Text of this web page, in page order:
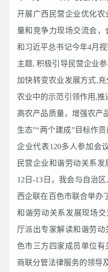
开展广西民营企业优化
量和竞争力现场交流会
和习近平总书记今年4月
主题, 积极引导民营企业
加快转变农业发展方式,
农业中的示范引领作用,
高农产品质量，增强农产
生态”“两个建成”目标作
企业代表120多人参加会
民营企业和谐劳动关系发
12日-13日，我会与自治
西企联在百色市联合举办
和谐劳动关系发展现场
厅派出专家解读和谐劳
色市三方四家成员单位
商联分管法律服务的领导